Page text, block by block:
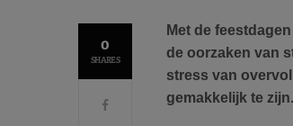
0
SHARES
Met de
de oorzaken van
stress van
gemakkelijk te zijn.